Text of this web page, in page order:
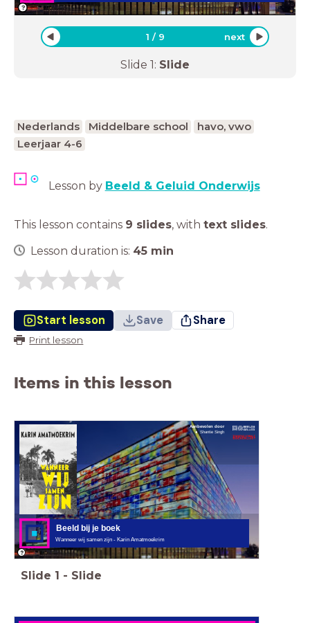
1 / 9 next
Slide 1: Slide
Nederlands Middelbare school
havo, vwo
Leerjaar 4-6
Lesson by Beeld & Geluid Onderwijs
This lesson contains 9 slides, with text slides.
Lesson duration is: 45 min
Start lesson Save Share
Print lesson
Items in this lesson
Beeld bij je boek
Wanneer wij samen zijn - Karin Amatmoekrim
Aanbevolen door
Shantie Singh
Slide 1 - Slide